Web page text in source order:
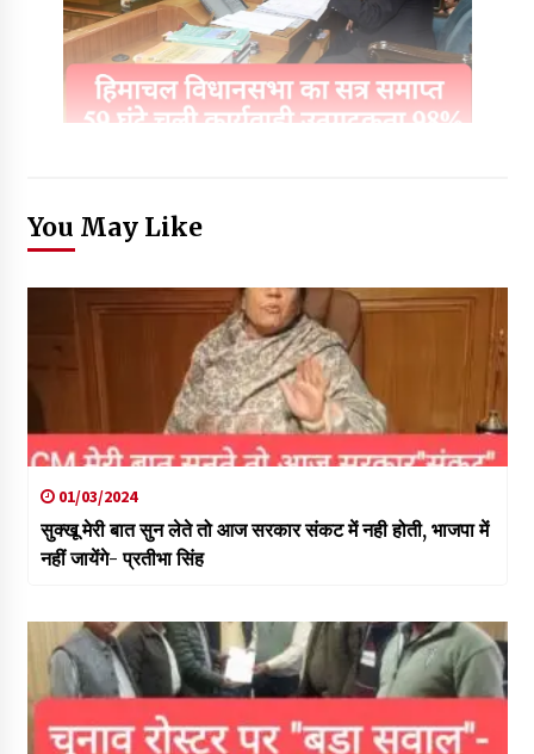
You May Like
01/03/2024
सुक्खू मेरी बात सुन लेते तो आज सरकार संकट में नही होती, भाजपा में
नहीं जायेंगे- प्रतीभा सिंह